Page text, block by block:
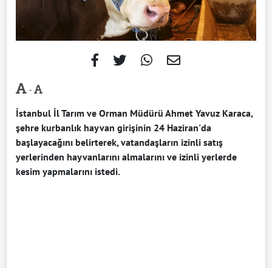
-
İstanbul İl Tarım ve Orman Müdürü Ahmet Yavuz Karaca,
şehre kurbanlık hayvan girişinin 24 Haziran'da
başlayacağını belirterek, vatandaşların izinli satış
yerlerinden hayvanlarını almalarını ve izinli yerlerde
kesim yapmalarını istedi.